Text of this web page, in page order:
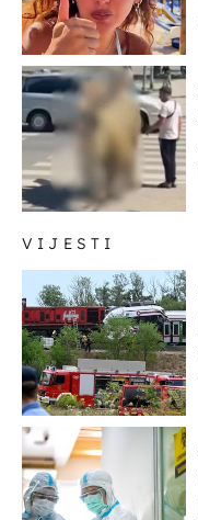
VIJESTI